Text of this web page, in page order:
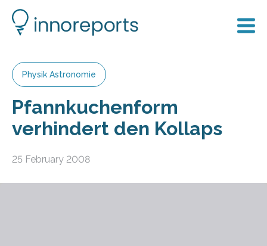
Physik Astronomie
Pfannkuchenform
verhindert den Kollaps
25 February 2008